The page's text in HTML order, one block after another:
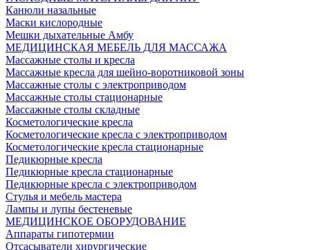
Канюли назальные
Маски кислородные
Мешки дыхательные Амбу
МЕДИЦИНСКАЯ МЕБЕЛЬ ДЛЯ МАССАЖА
Массажные столы и кресла
Массажные кресла для шейно-воротниковой зоны
Массажные столы с электроприводом
Массажные столы стационарные
Массажные столы складные
Косметологические кресла
Косметологические кресла с электроприводом
Косметологические кресла стационарные
Педикюрные кресла
Педикюрные кресла стационарные
Педикюрные кресла с электроприводом
Стулья и мебель мастера
Лампы и лупы бестеневые
МЕДИЦИНСКОЕ ОБОРУДОВАНИЕ
Аппараты гипотермии
Отсасыватели хирургические